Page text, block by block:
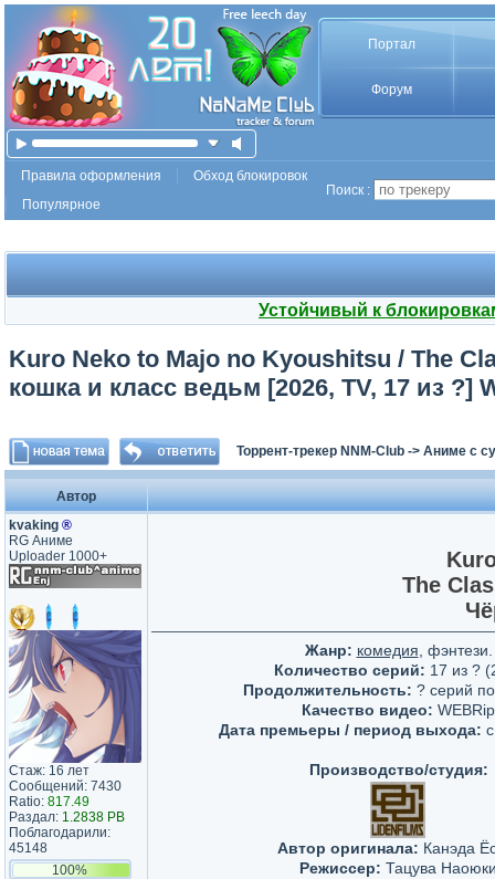
Портал
Форум
Правила оформления
Обход блокировок
Популярное
Поиск :
Устойчивый к
Kuro Neko to Majo no Kyoushitsu / The
кошка и класс ведьм [2026, TV, 17 из ?]
Торрент-трекер NNM-Club -> Аниме с
Автор
kvaking ®
RG Аниме
Uploader 1000+
Стаж: 16 лет
Сообщений: 7430
Ratio: 817.49
Раздал: 1.2838 PB
Поблагодарили:
45148
100%
The
Жанр: комедия , фэнтези.
Количество серий: 17 из ?
Продолжительность: ? серий
Качество видео: WEBRip
Дата премьеры / период выхода:
Производство/студия:
Автор оригинала: Канэда
Режиссер: Тацува